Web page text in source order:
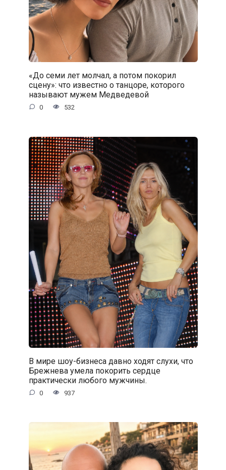
«До семи лет молчал, а потом покорил
сцену»: что известно о танцоре, которого
называют мужем Медведевой
0 532
В мире шоу-бизнеса давно ходят слухи, что
Брежнева умела покорить сердце
практически любого мужчины.
0 937